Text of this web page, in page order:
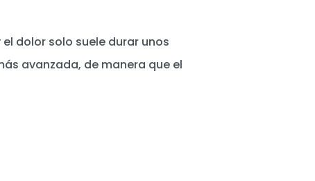
dolor solo suele durar unos
avanzada, de manera que el